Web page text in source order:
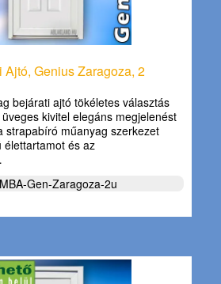
Ajtó, Genius Zaragoza, 2
bejárati ajtó tökéletes választás
kivitel elegáns megjelenést
strapabíró műanyag szerkezet
élettartamot és az
MBA-Gen-Zaragoza-2u